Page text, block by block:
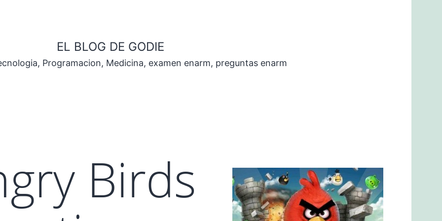
EL BLOG DE GODIE
Programacion, Medicina, examen enarm, preguntas enarm
Birds